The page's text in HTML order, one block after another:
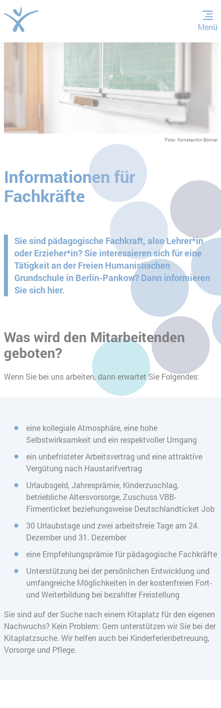
Menü
Foto: Konstantin Börner
Informationen für
Fachkräfte
Sie sind pädagogische Fachkraft, also Lehrer*in
oder Erzieher*in? Sie interessieren sich für eine
Tätigkeit an der Freien Humanistischen
Grundschule in Berlin-Pankow? Dann informieren
Sie sich hier.
Was wird den Mitarbeitenden
geboten?
Wenn Sie bei uns arbeiten, dann erwartet Sie Folgendes:
eine kollegiale Atmosphäre, eine hohe
Selbstwirksamkeit und ein respektvoller Umgang
ein unbefristeter Arbeitsvertrag und eine attraktive
Vergütung nach Haustarifvertrag
Urlaubsgeld, Jahresprämie, Kinderzuschlag,
betriebliche Altersvorsorge, Zuschuss VBB-
Firmenticket beziehungsweise Deutschlandticket Job
30 Urlaubstage und zwei arbeitsfreie Tage am 24.
Dezember und 31. Dezember
eine Empfehlungsprämie für pädagogische Fachkräfte
Unterstützung bei der persönlichen Entwicklung und
umfangreiche Möglichkeiten in der kostenfreien Fort-
und Weiterbildung bei bezahlter Freistellung
Sie sind auf der Suche nach einem Kitaplatz für den eigenen
Nachwuchs? Kein Problem: Gern unterstützen wir Sie bei der
Kitaplatzsuche. Wir helfen auch bei Kinderferienbetreuung,
Vorsorge und Pflege.